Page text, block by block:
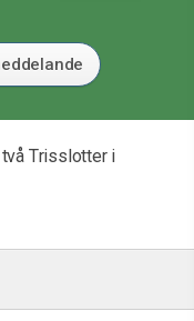
två Trisslotter i